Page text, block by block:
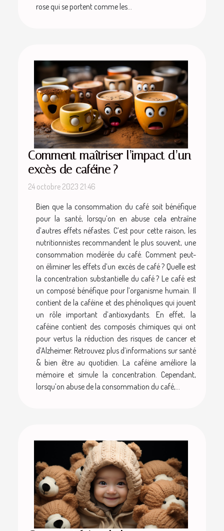
rose qui se portent comme les...
Comment maîtriser l’impact d’un
excès de caféine ?
24 octobre 2023 21:46
Bien que la consommation du café soit bénéfique
pour la santé, lorsqu’on en abuse cela entraîne
d’autres effets néfastes. C’est pour cette raison, les
nutritionnistes recommandent le plus souvent, une
consommation modérée du café. Comment peut-
on éliminer les effets d’un excès de café ? Quelle est
la concentration substantielle du café ? Le café est
un composé bénéfique pour l’organisme humain. Il
contient de la caféine et des phénoliques qui jouent
un rôle important d’antioxydants. En effet, la
caféine contient des composés chimiques qui ont
pour vertus la réduction des risques de cancer et
d’Alzheimer. Retrouvez plus d’informations sur santé
& bien être au quotidien. La caféine améliore la
mémoire et simule la concentration. Cependant,
lorsqu’on abuse de la consommation du café,...